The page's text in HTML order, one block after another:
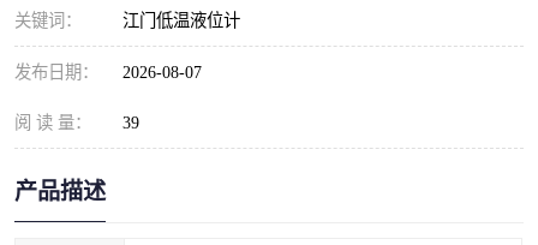
关键词： 江门低温液位计
发布日期： 2026-08-07
阅 读 量： 39
产品描述